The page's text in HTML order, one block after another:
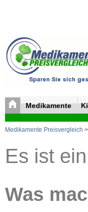
Medikamente
Medikamente Preisvergleich >
Es ist
Was